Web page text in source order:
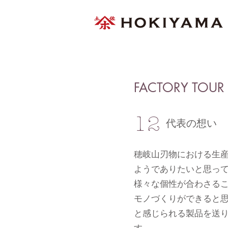
FACTORY TOUR
12 代表の想い
穂岐山刃物における生
ようでありたいと思っ
様々な個性が合わさる
モノづくりができると
と感じられる製品を送